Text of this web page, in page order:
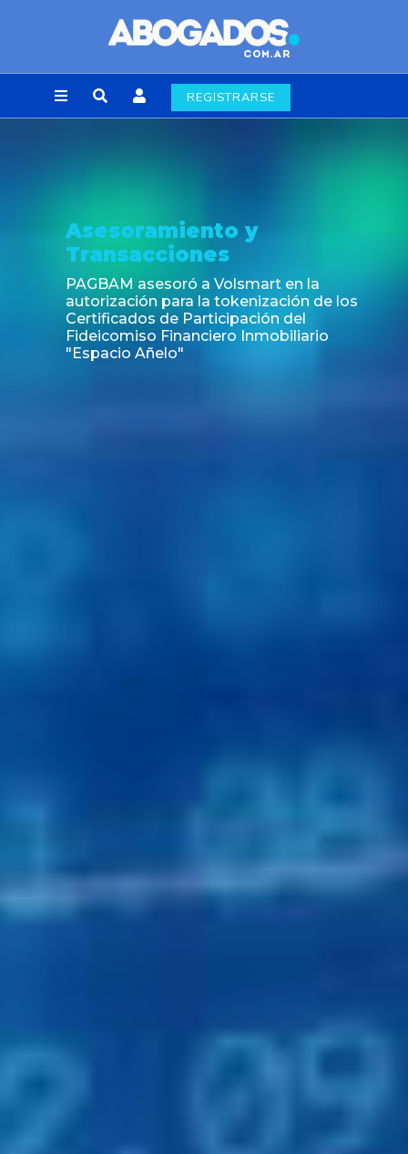
REGISTRARSE
y
asesoró a Volsmart en la
para la tokenización de los
de Participación del
Financiero Inmobiliario
Añelo"